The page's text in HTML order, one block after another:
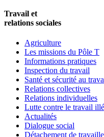
Travail et
relations sociales
Agriculture
Les missions du Pôle T
Informations pratiques
Inspection du travail
Santé et sécurité au
Relations collectives
Relations individuelles
Lutte contre le travail
Actualités
Dialogue social
Détachement de